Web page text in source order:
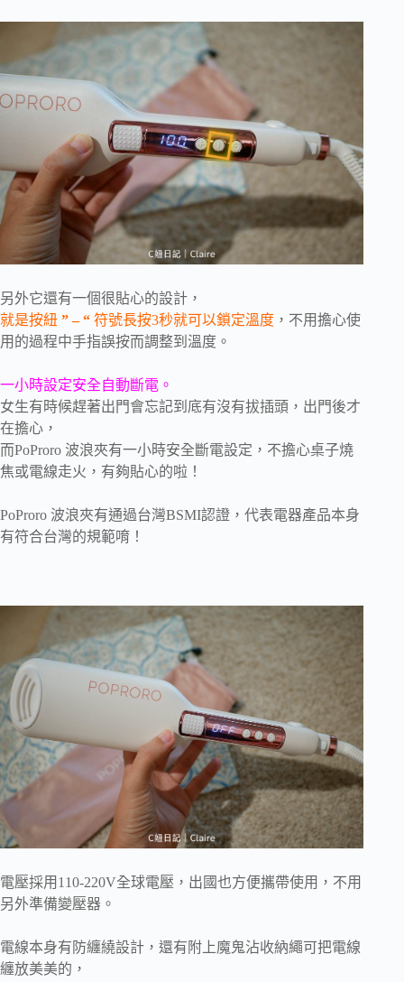
另外它還有一個很貼心的設計，
就是按紐 ” – “ 符號長按3秒就可以鎖定溫度 ，不用擔心使
用的過程中手指誤按而調整到溫度。
一小時設定安全自動斷電。
女生有時候趕著出門會忘記到底有沒有拔插頭，出門後才
在擔心，
而PoProro 波浪夾有一小時安全斷電設定，不擔心桌子燒
焦或電線走火，有夠貼心的啦！
PoProro 波浪夾有通過台灣BSMI認證，代表電器產品本身
有符合台灣的規範唷！
電壓採用110-220V全球電壓，出國也方便攜帶使用，不用
另外準備變壓器。
電線本身有防纏繞設計，還有附上魔鬼沾收納繩可把電線
纏放美美的，